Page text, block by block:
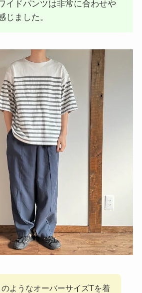
イドパンツは非常に合わせや
じました。
のようなオーバーサイズTを着